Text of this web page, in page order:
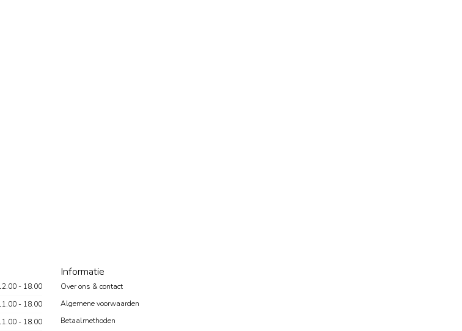
- 18.00
- 18.00
- 18.00
Informatie
Over ons & contact
Algemene voorwaarden
Betaalmethoden